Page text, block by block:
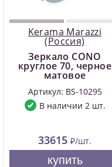
Kerama Marazzi
(Россия)
Зеркало CONO
круглое 70, черное
матовое
Артикул: BS-10295
В наличии 2 шт.
33615 ₽/шт.
купить